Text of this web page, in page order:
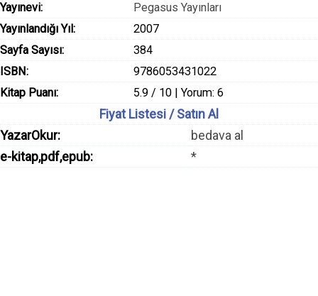
Yayınevi:
Pegasus Yayınları
Yayınlandığı Yıl:
2007
Sayfa Sayısı:
384
ISBN:
9786053431022
Kitap Puanı:
5.9 / 10 | Yorum: 6
Fiyat Listesi / Satın Al
YazarOkur:
bedava al
e-kitap,pdf,epub:
*